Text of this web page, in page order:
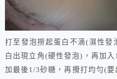
打至發泡撈起蛋白不滴(濕性發
白出現立角(硬性發泡) ，再加入
加最後1/3砂糖，再攪打均勻(要